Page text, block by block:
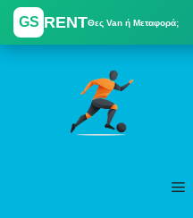
GS RENTΘες Van ή Μεταφορά;
Skip